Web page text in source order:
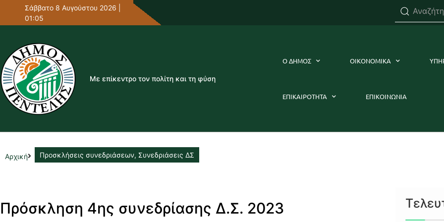
Σάββατο 8 Αυγούστου 2026 |
01:05
Με επίκεντρο τον πολίτη και τη φύση
Ο ΔΗΜΟΣ ΟΙΚΟΝΟΜΙΚΑ
ΕΠΙΚΑΙΡΟΤΗΤΑ ΕΠΙΚΟΙΝΩΝΙΑ
Αρχική Προσκλήσεις συνεδριάσεων, Συνεδριάσεις ΔΣ
Πρόσκληση 4ης συνεδρίασης Δ.Σ. 2023